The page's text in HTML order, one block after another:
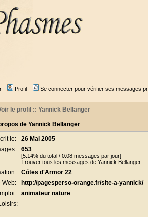
Profil Se connecter pour vérifier ses messages
le profil :: Yannick Bellanger
de Yannick Bellanger
le:
26 Mai 2005
653
[5.14% du total / 0.08 messages par jour]
Trouver tous les messages de Yannick Bellanger
Côtes d'Armor 22
Web:
http://pagesperso-orange.fr/site-a-yannick/
animateur nature